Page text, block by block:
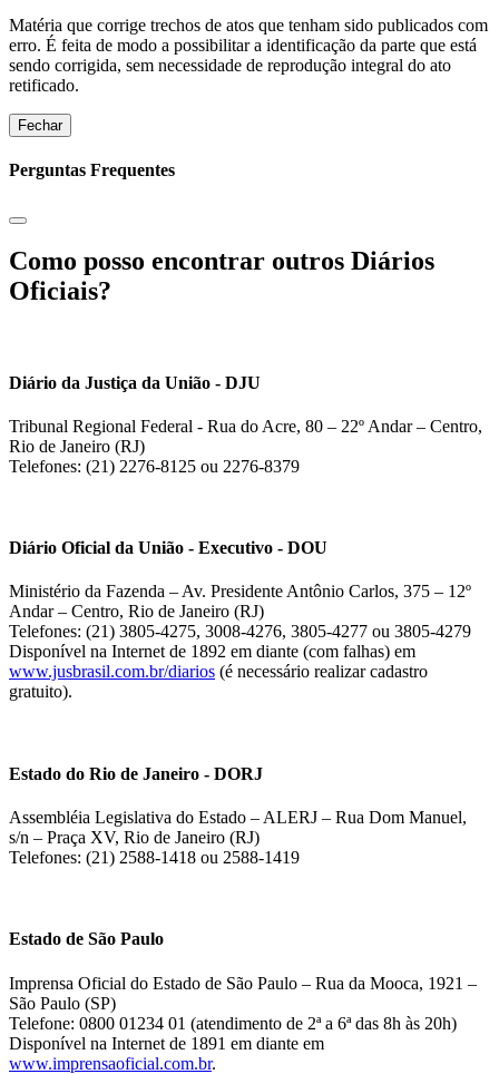
Matéria que corrige trechos de atos que tenham sido publicados com
erro. É feita de modo a possibilitar a identificação da parte que está
sendo corrigida, sem necessidade de reprodução integral do ato
retificado.
Fechar
Perguntas Frequentes
Como posso encontrar outros Diários
Oficiais?
Diário da Justiça da União - DJU
Tribunal Regional Federal - Rua do Acre, 80 – 22º Andar – Centro,
Rio de Janeiro (RJ)
Telefones: (21) 2276-8125 ou 2276-8379
Diário Oficial da União - Executivo - DOU
Ministério da Fazenda – Av. Presidente Antônio Carlos, 375 – 12º
Andar – Centro, Rio de Janeiro (RJ)
Telefones: (21) 3805-4275, 3008-4276, 3805-4277 ou 3805-4279
Disponível na Internet de 1892 em diante (com falhas) em
www.jusbrasil.com.br/diarios (é necessário realizar cadastro
gratuito).
Estado do Rio de Janeiro - DORJ
Assembléia Legislativa do Estado – ALERJ – Rua Dom Manuel,
s/n – Praça XV, Rio de Janeiro (RJ)
Telefones: (21) 2588-1418 ou 2588-1419
Estado de São Paulo
Imprensa Oficial do Estado de São Paulo – Rua da Mooca, 1921 –
São Paulo (SP)
Telefone: 0800 01234 01 (atendimento de 2ª a 6ª das 8h às 20h)
Disponível na Internet de 1891 em diante em
www.imprensaoficial.com.br.